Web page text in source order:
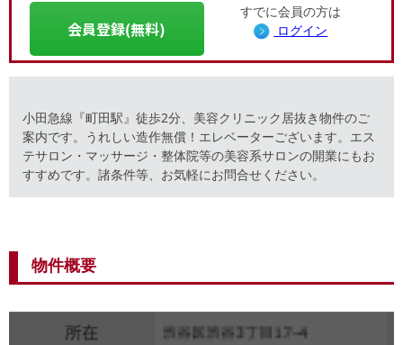
会員登録(無料)
すでに会員の方は
ログイン
小田急線『町田駅』徒歩2分、美容クリニック居抜き物件のご
案内です。うれしい造作無償！エレベーターございます。エス
テサロン・マッサージ・整体院等の美容系サロンの開業にもお
すすめです。諸条件等、お気軽にお問合せください。
物件概要